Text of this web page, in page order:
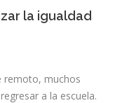
la igualdad
remoto, muchos
a la escuela.